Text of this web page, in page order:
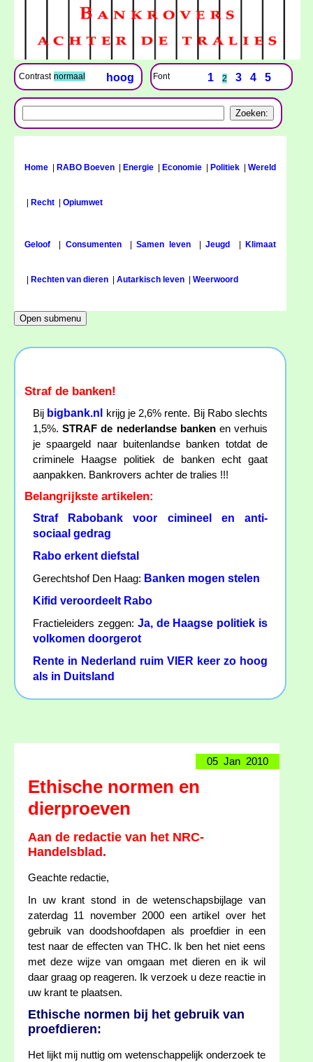
Contrast normaal hoog Font 1 2 3 4 5
Home RABO Boeven Energie Economie Politiek Wereld
Recht Opiumwet
Geloof Consumenten|Samen leven|Jeugd Klimaat
Rechten van dieren Autarkisch leven Weerwoord
Straf de banken!
Bij bigbank.nl
krijg je 2,6% rente. Bij Rabo slechts
1,5%.STRAF de nederlandse bankenen verhuis
je spaargeld naar buitenlandse banken totdat de
criminele Haagse politiek de banken echt gaat
aanpakken. Bankrovers achter de tralies !!!
Belangrijkste artikelen:
Straf Rabobank voor cimineel en anti-
sociaal gedrag
Rabo erkent diefstal
Gerechtshof Den Haag: Banken mogen stelen
Kifid veroordeelt Rabo
Fractieleiders zeggen: Ja, de Haagse politiek is
volkomen doorgerot
Rente in Nederland ruim VIER keer zo hoog
als in Duitsland
05 Jan 2010
Ethische normen en
dierproeven
Aan de redactie van het NRC-
Handelsblad.
Geachte redactie,
In uw krant stond in de wetenschapsbijlage van
zaterdag 11 november 2000 een artikel over het
gebruik van doodshoofdapen als proefdier in een
test naar de effecten van THC. Ik ben het niet eens
met deze wijze van omgaan met dieren en ik wil
daar graag op reageren. Ik verzoek u deze reactie in
uw krant te plaatsen.
Ethische normen bij het gebruik van
proefdieren:
Het lijkt mij nuttig om wetenschappelijk onderzoek te